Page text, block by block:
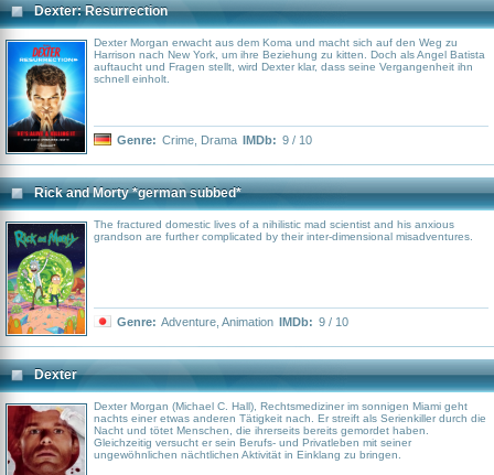
Dexter: Resurrection
Dexter Morgan erwacht aus dem Koma und macht sich auf den Weg zu
Harrison nach New York, um ihre Beziehung zu kitten. Doch als Angel Batista
auftaucht und Fragen stellt, wird Dexter klar, dass seine Vergangenheit ihn
schnell einholt.
Genre: Crime Drama IMDb: 9 / 10
Rick and Morty *german subbed*
The fractured domestic lives of a nihilistic mad scientist and his anxious
grandson are further complicated by their inter-dimensional misadventures.
Genre: Adventure Animation IMDb: 9 / 10
Dexter
Dexter Morgan (Michael C. Hall), Rechtsmediziner im sonnigen Miami geht
nachts einer etwas anderen Tätigkeit nach. Er streift als Serienkiller durch die
Nacht und tötet Menschen, die ihrerseits bereits gemordet haben.
Gleichzeitig versucht er sein Berufs- und Privatleben mit seiner
ungewöhnlichen nächtlichen Aktivität in Einklang zu bringen.